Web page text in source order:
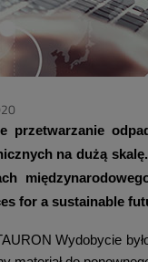
przetwarzanie
na dużą
for a sustainable
Wydobycie